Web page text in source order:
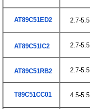
AT89C51ED2 2.7-5.5
AT89C51IC2 2.7-5.5
AT89C51RB2 2.7-5.5
T89C51CC01 4.5-5.5